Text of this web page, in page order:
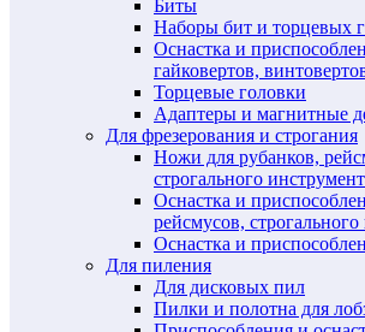
Биты
Наборы бит и торцевых
Оснастка и
гайковертов,
Торцевые головки
Адаптеры и магнитные
Для фрезерования и строгания
Ножи для рубанков,
строгального
Оснастка и
рейсмусов,
Оснастка и
Для пиления
Для дисковых пил
Пилки и полотна для